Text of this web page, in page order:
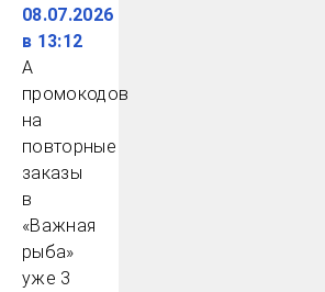
08.07.2026
в 13:12
А
промокодов
на
повторные
заказы
в
«Важная
рыба»
уже 3